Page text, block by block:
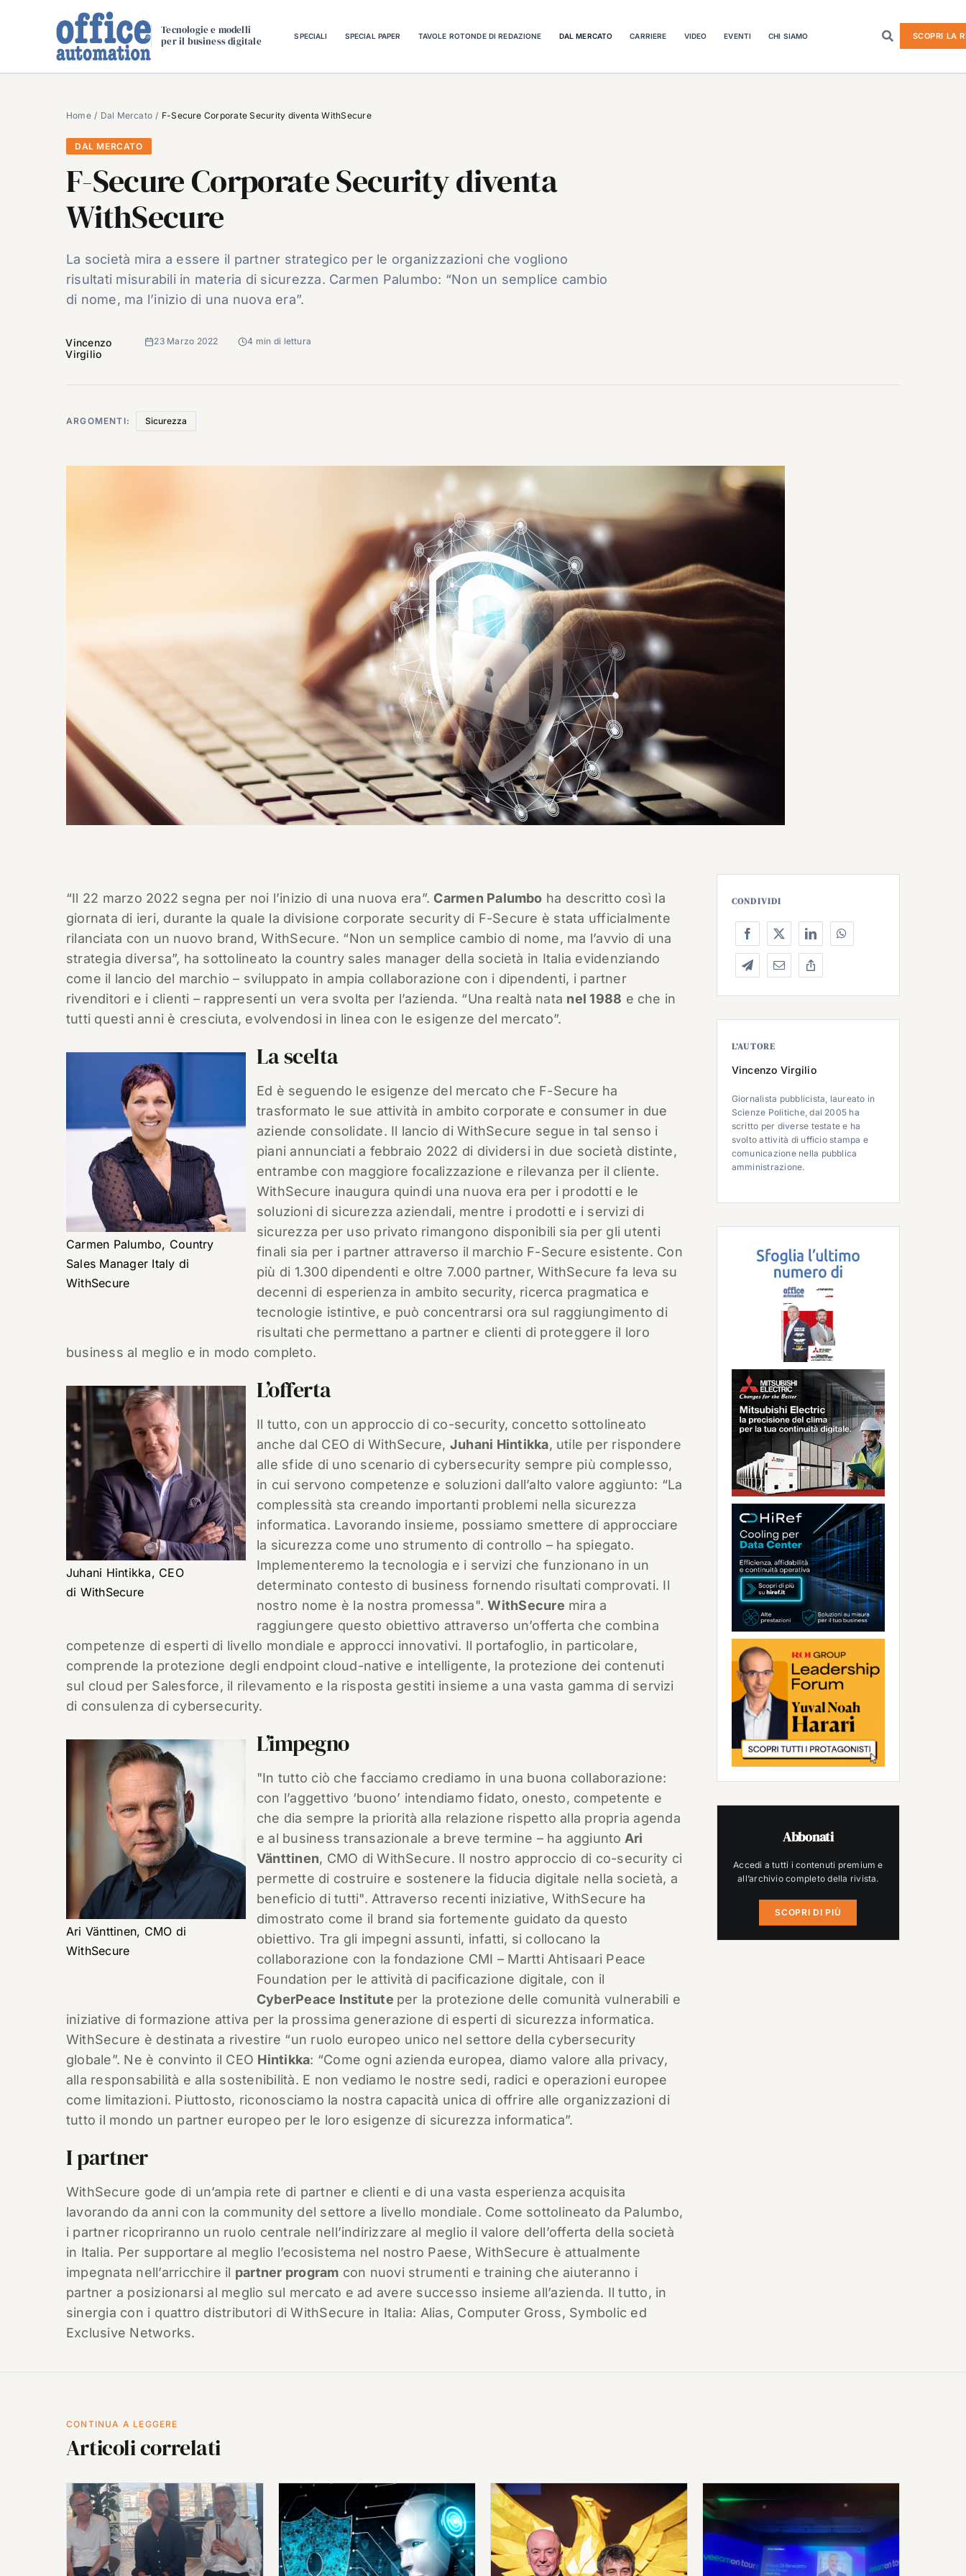
Tecnologie e modelli
per il business digitale
SPECIALI SPECIAL PAPER TAVOLE ROTONDE DI REDAZIONE DAL MERCATO CARRIERE VIDEO EVENTI CHI SIAMO SCOPRI LA
Home Dal Mercato F-Secure Corporate Security diventa WithSecure
DAL MERCATO
F-Secure Corporate Security diventa
WithSecure
La società mira a essere il partner strategico per le organizzazioni che vogliono
risultati misurabili in materia di sicurezza. Carmen Palumbo: “Non un semplice cambio
di nome, ma l’inizio di una nuova era”.
Vincenzo
Virgilio
23 Marzo 2022 4 min di lettura
ARGOMENTI: Sicurezza
“Il 22 marzo 2022 segna per noi l’inizio di una nuova era”. Carmen Palumbo ha descritto così la
giornata di ieri, durante la quale la divisione corporate security di F-Secure è stata ufficialmente
rilanciata con un nuovo brand, WithSecure. “Non un semplice cambio di nome, ma l’avvio di una
strategia diversa”, ha sottolineato la country sales manager della società in Italia evidenziando
come il lancio del marchio – sviluppato in ampia collaborazione con i dipendenti, i partner
rivenditori e i clienti – rappresenti un vera svolta per l’azienda. “Una realtà nata nel 1988 e che in
tutti questi anni è cresciuta, evolvendosi in linea con le esigenze del mercato”.
Carmen Palumbo, Country
Sales Manager Italy di
WithSecure
La scelta
Ed è seguendo le esigenze del mercato che F-Secure ha
trasformato le sue attività in ambito corporate e consumer in due
aziende consolidate. Il lancio di WithSecure segue in tal senso i
piani annunciati a febbraio 2022 di dividersi in due società distinte,
entrambe con maggiore focalizzazione e rilevanza per il cliente.
WithSecure inaugura quindi una nuova era per i prodotti e le
soluzioni di sicurezza aziendali, mentre i prodotti e i servizi di
sicurezza per uso privato rimangono disponibili sia per gli utenti
finali sia per i partner attraverso il marchio F-Secure esistente. Con
più di 1.300 dipendenti e oltre 7.000 partner, WithSecure fa leva su
decenni di esperienza in ambito security, ricerca pragmatica e
tecnologie istintive, e può concentrarsi ora sul raggiungimento di
risultati che permettano a partner e clienti di proteggere il loro
business al meglio e in modo completo.
Juhani Hintikka, CEO
di WithSecure
L’offerta
Il tutto, con un approccio di co-security, concetto sottolineato
anche dal CEO di WithSecure, Juhani Hintikka, utile per rispondere
alle sfide di uno scenario di cybersecurity sempre più complesso,
in cui servono competenze e soluzioni dall’alto valore aggiunto: “La
complessità sta creando importanti problemi nella sicurezza
informatica. Lavorando insieme, possiamo smettere di approcciare
la sicurezza come uno strumento di controllo – ha spiegato.
Implementeremo la tecnologia e i servizi che funzionano in un
determinato contesto di business fornendo risultati comprovati. Il
nostro nome è la nostra promessa".WithSecure mira a
raggiungere questo obiettivo attraverso un’offerta che combina
competenze di esperti di livello mondiale e approcci innovativi. Il portafoglio, in particolare,
comprende la protezione degli endpoint cloud-native e intelligente, la protezione dei contenuti
sul cloud per Salesforce, il rilevamento e la risposta gestiti insieme a una vasta gamma di servizi
di consulenza di cybersecurity.
Ari Vänttinen, CMO di
WithSecure
L’impegno
"In tutto ciò che facciamo crediamo in una buona collaborazione:
con l’aggettivo ‘buono’ intendiamo fidato, onesto, competente e
che dia sempre la priorità alla relazione rispetto alla propria agenda
e al business transazionale a breve termine – ha aggiunto Ari
Vänttinen, CMO di WithSecure. Il nostro approccio di co-security ci
permette di costruire e sostenere la fiducia digitale nella società, a
beneficio di tutti". Attraverso recenti iniziative, WithSecure ha
dimostrato come il brand sia fortemente guidato da questo
obiettivo. Tra gli impegni assunti, infatti, si collocano la
collaborazione con la fondazione CMI – Martti Ahtisaari Peace
Foundation per le attività di pacificazione digitale, con il
CyberPeace Institute per la protezione delle comunità vulnerabili e
iniziative di formazione attiva per la prossima generazione di esperti di sicurezza informatica.
WithSecure è destinata a rivestire “un ruolo europeo unico nel settore della cybersecurity
globale”. Ne è convinto il CEO Hintikka: “Come ogni azienda europea, diamo valore alla privacy,
alla responsabilità e alla sostenibilità. E non vediamo le nostre sedi, radici e operazioni europee
come limitazioni. Piuttosto, riconosciamo la nostra capacità unica di offrire alle organizzazioni di
tutto il mondo un partner europeo per le loro esigenze di sicurezza informatica”.
I partner
WithSecure gode di un’ampia rete di partner e clienti e di una vasta esperienza acquisita
lavorando da anni con la community del settore a livello mondiale. Come sottolineato da Palumbo,
i partner ricopriranno un ruolo centrale nell’indirizzare al meglio il valore dell’offerta della società
in Italia. Per supportare al meglio l’ecosistema nel nostro Paese, WithSecure è attualmente
impegnata nell’arricchire il partner program con nuovi strumenti e training che aiuteranno i
partner a posizionarsi al meglio sul mercato e ad avere successo insieme all’azienda. Il tutto, in
sinergia con i quattro distributori di WithSecure in Italia: Alias, Computer Gross, Symbolic ed
Exclusive Networks.
CONDIVIDI
L’AUTORE
Vincenzo Virgilio
Giornalista pubblicista, laureato in
Scienze Politiche, dal 2005 ha
scritto per diverse testate e ha
svolto attività di ufficio stampa e
comunicazione nella pubblica
amministrazione.
Abbonati
Accedi a tutti i contenuti premium e
all’archivio completo della rivista.
SCOPRI DI PIÙ
CONTINUA A LEGGERE
Articoli correlati